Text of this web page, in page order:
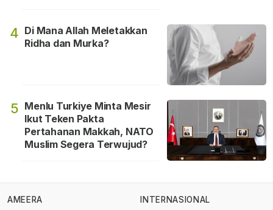
4 Di Mana Allah Meletakkan
Ridha dan Murka?
5 Menlu Turkiye Minta Mesir
Ikut Teken Pakta
Pertahanan Makkah, NATO
Muslim Segera Terwujud?
AMEERA
INTERNASIONAL